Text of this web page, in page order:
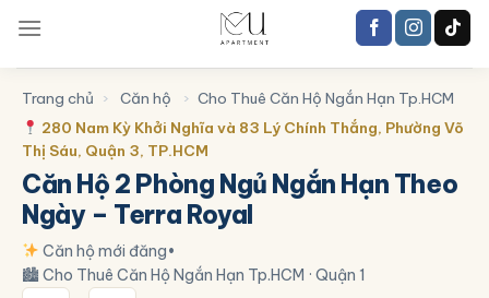
Trang chủ › Căn hộ › Cho Thuê Căn Hộ Ngắn Hạn Tp.HCM
280 Nam Kỳ Khởi Nghĩa và 83 Lý Chính Thắng, Phường Võ
Thị Sáu, Quận 3, TP.HCM
Căn Hộ 2 Phòng Ngủ Ngắn Hạn Theo
Ngày – Terra Royal
Căn hộ mới đăng•
🏙 Cho Thuê Căn Hộ Ngắn Hạn Tp.HCM · Quận 1